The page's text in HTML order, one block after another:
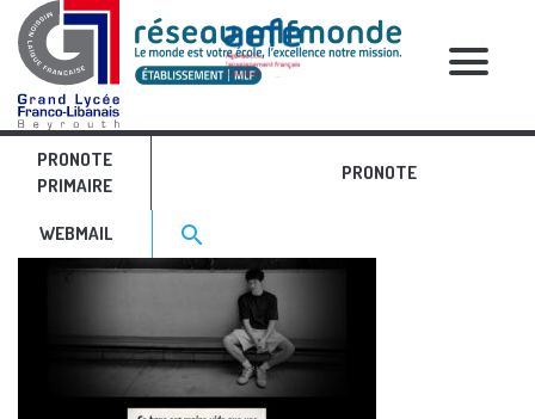
PRONOTE
PRIMAIRE
PRONOTE
WEBMAIL Search for:>
search
RELATIVE POSTS